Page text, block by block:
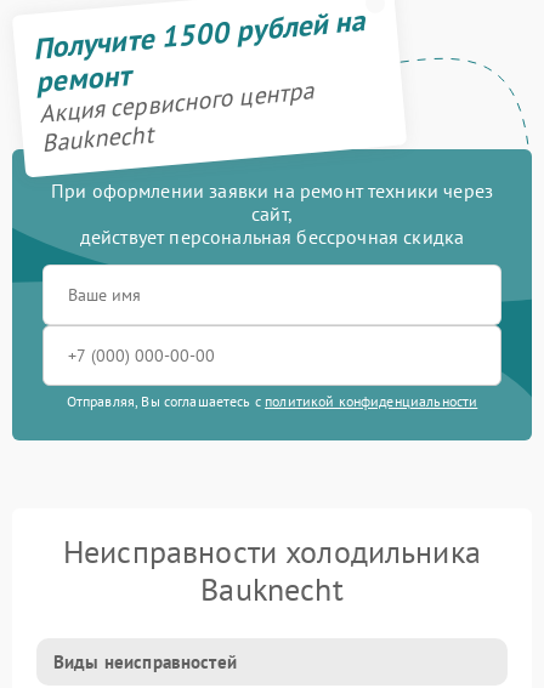
Получите 1500 рублей на
ремонт
Акция сервисного центра
Bauknecht
При оформлении заявки на ремонт техники через
сайт,
действует персональная бессрочная скидка
Отправляя, Вы соглашаетесь с политикой конфиденциальности
Неисправности холодильника
Bauknecht
Виды неисправностей